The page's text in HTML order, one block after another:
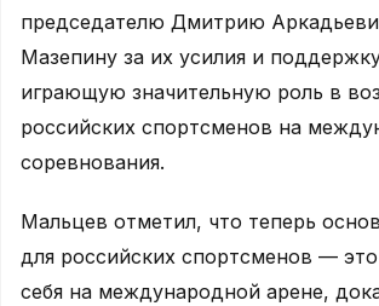
председателю Дмитрию
Мазепину за их усилия и
играющую значительную роль в
российских спортсменов на
соревнования.
Мальцев отметил, что теперь
для российских спортсменов —
себя на международной арене,